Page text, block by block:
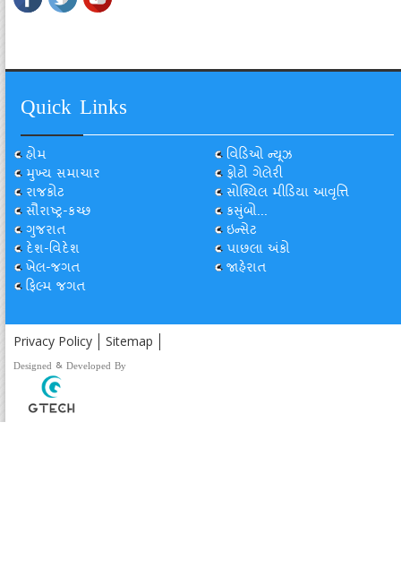
Quick Links
હોમ
મુખ્ય સમાચાર
રાજકોટ
સૌરાષ્ટ્ર-કચ્છ
ગુજરાત
દેશ-વિદેશ
ખેલ-જગત
ફિલ્મ જગત
વિડિઓ ન્યૂઝ
ફોટો ગેલેરી
સોશ્યિલ મીડિયા આવૃત્તિ
કસુંબો...
ઇન્સેટ
પાછલા અંકો
જાહેરાત
Privacy Policy Sitemap
Designed & Developed By